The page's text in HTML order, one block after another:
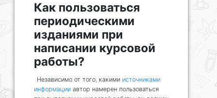
Как пользоваться
периодическими
изданиями при
написании курсовой
работы?
Независимо от того, какими источниками
информации автор намерен пользоваться